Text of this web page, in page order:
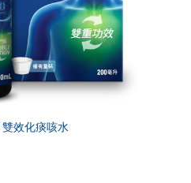
雙效化痰咳水